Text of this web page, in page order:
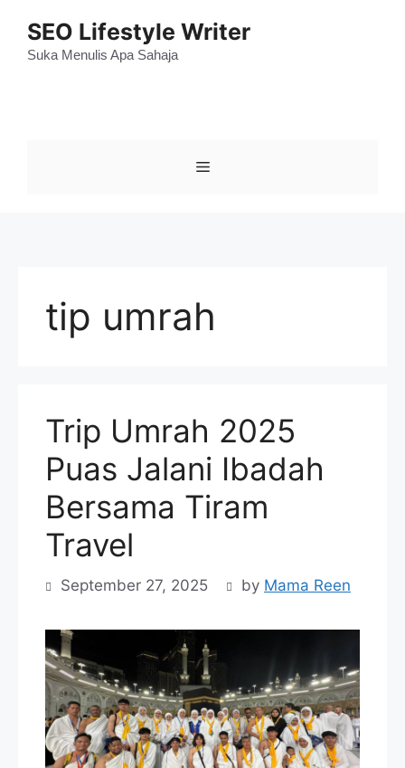
content
SEO Lifestyle Writer
Suka Menulis Apa Sahaja
Menu
tip umrah
Trip Umrah 2025
Puas Jalani Ibadah
Bersama Tiram
Travel
September 27, 2025 by Mama Reen